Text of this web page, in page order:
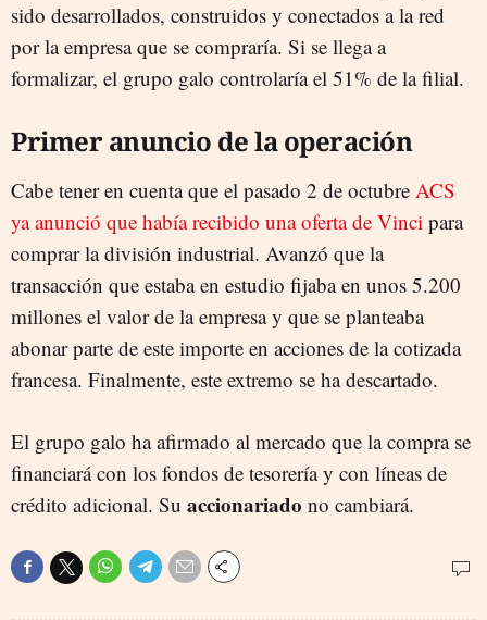
sido desarrollados, construidos y conectados a la red
por la empresa que se compraría. Si se llega a
formalizar, el grupo galo controlaría el 51% de la filial.
Primer anuncio de la operación
Cabe tener en cuenta que el pasado 2 de octubre ACS
ya anunció que había recibido una oferta de Vinci para
comprar la división industrial. Avanzó que la
transacción que estaba en estudio fijaba en unos 5.200
millones el valor de la empresa y que se planteaba
abonar parte de este importe en acciones de la cotizada
francesa. Finalmente, este extremo se ha descartado.
El grupo galo ha afirmado al mercado que la compra se
financiará con los fondos de tesorería y con líneas de
crédito adicional. Su accionariado no cambiará.